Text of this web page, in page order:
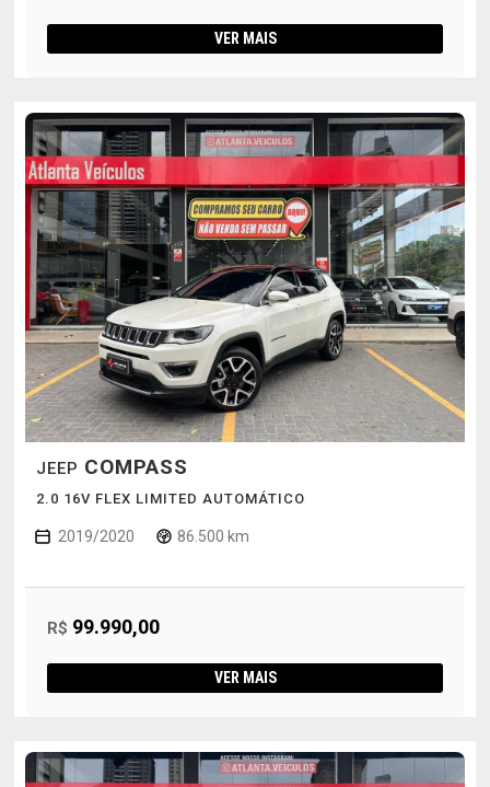
VER MAIS
JEEP COMPASS
2.0 16V FLEX LIMITED AUTOMÁTICO
2019/2020 86.500 km
R$ 99.990,00
VER MAIS